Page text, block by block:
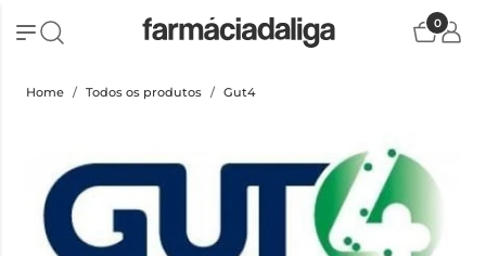
0
Home Todos os produtos Gut4